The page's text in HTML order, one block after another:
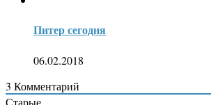
Питер сегодня
06.02.2018
3 Комментарий
Старые